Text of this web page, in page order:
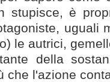
stupisce, è
uguali
le autrici,
della
che l'azione